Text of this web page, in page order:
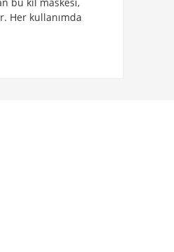
Her kullanımda